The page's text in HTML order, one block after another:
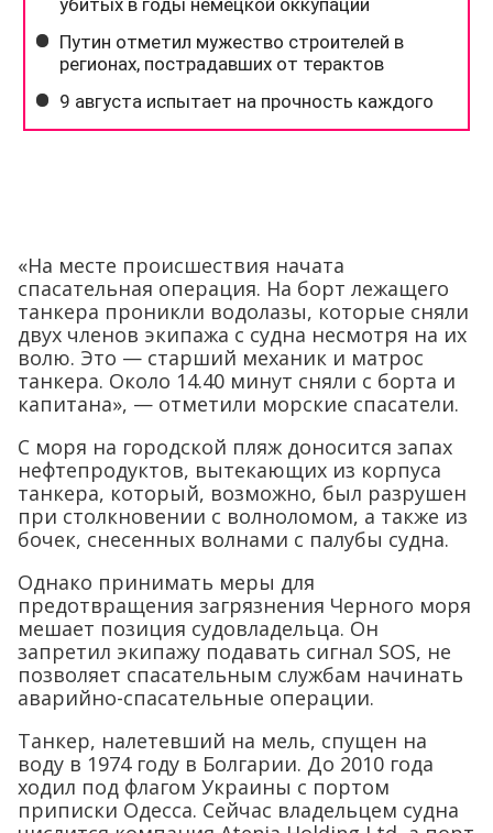
«На месте происшествия начата
спасательная операция. На борт лежащего
танкера проникли водолазы, которые сняли
двух членов экипажа с судна несмотря на их
волю. Это — старший механик и матрос
танкера. Около 14.40 минут сняли с борта и
капитана», — отметили морские спасатели.
С моря на городской пляж доносится запах
нефтепродуктов, вытекающих из корпуса
танкера, который, возможно, был разрушен
при столкновении с волноломом, а также из
бочек, снесенных волнами с палубы судна.
Однако принимать меры для
предотвращения загрязнения Черного моря
мешает позиция судовладельца. Он
запретил экипажу подавать сигнал SOS, не
позволяет спасательным службам начинать
аварийно-спасательные операции.
Танкер, налетевший на мель, спущен на
воду в 1974 году в Болгарии. До 2010 года
ходил под флагом Украины с портом
приписки Одесса. Сейчас владельцем судна